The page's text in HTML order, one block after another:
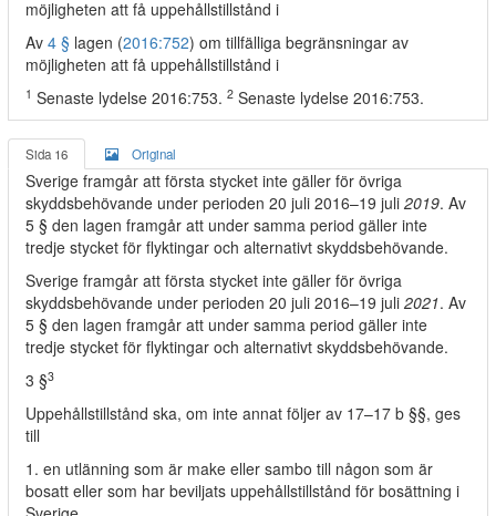
möjligheten att få uppehållstillstånd i
Av 4 § lagen (2016:752) om tillfälliga begränsningar av
möjligheten att få uppehållstillstånd i
1 Senaste lydelse 2016:753. 2 Senaste lydelse 2016:753.
Sida 16 Original
Sverige framgår att första stycket inte gäller för övriga
skyddsbehövande under perioden 20 juli 2016–19 juli 2019. Av
5 § den lagen framgår att under samma period gäller inte
tredje stycket för flyktingar och alternativt skyddsbehövande.
Sverige framgår att första stycket inte gäller för övriga
skyddsbehövande under perioden 20 juli 2016–19 juli 2021. Av
5 § den lagen framgår att under samma period gäller inte
tredje stycket för flyktingar och alternativt skyddsbehövande.
3 §3
Uppehållstillstånd ska, om inte annat följer av 17–17 b §§, ges
till
1. en utlänning som är make eller sambo till någon som är
bosatt eller som har beviljats uppehållstillstånd för bosättning i